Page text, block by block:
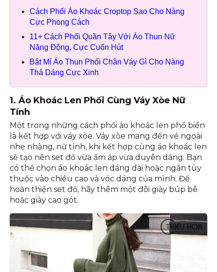
Cách Phối Áo Khoác Croptop Sao Cho Nàng
Cực Phong Cách
11+ Cách Phối Quần Tây Với Áo Thun Nữ
Năng Động, Cực Cuốn Hút
Bật Mí Áo Thun Phối Chân Váy Gì Cho Nàng
Thả Dáng Cực Xinh
1. Áo Khoác Len Phối Cùng Váy Xòe Nữ
Tính
Một trong những cách phối áo khoác len phổ biến
là kết hợp với váy xòe. Váy xòe mang đến vẻ ngoài
nhẹ nhàng, nữ tính, khi kết hợp cùng áo khoác len
sẽ tạo nên set đồ vừa ấm áp vừa duyên dáng. Bạn
có thể chọn áo khoác len dáng dài hoặc ngắn tùy
thuộc vào chiều cao và vóc dáng của mình. Để
hoàn thiện set đồ, hãy thêm một đôi giày búp bê
hoặc giày cao gót.